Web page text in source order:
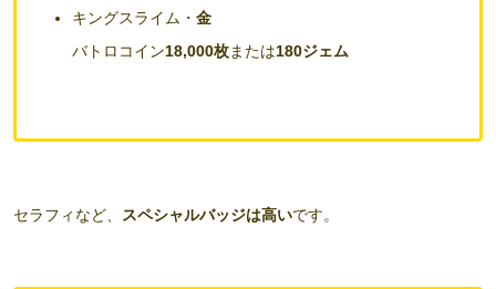
キングスライム・ 金
バトロコイン18,000枚または180ジェム
セラフィなど、 スペシャルバッジは高いです。